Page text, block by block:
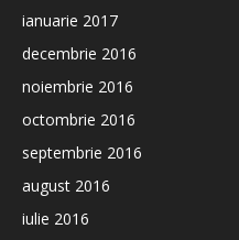
ianuarie 2017
decembrie 2016
noiembrie 2016
octombrie 2016
septembrie 2016
august 2016
iulie 2016